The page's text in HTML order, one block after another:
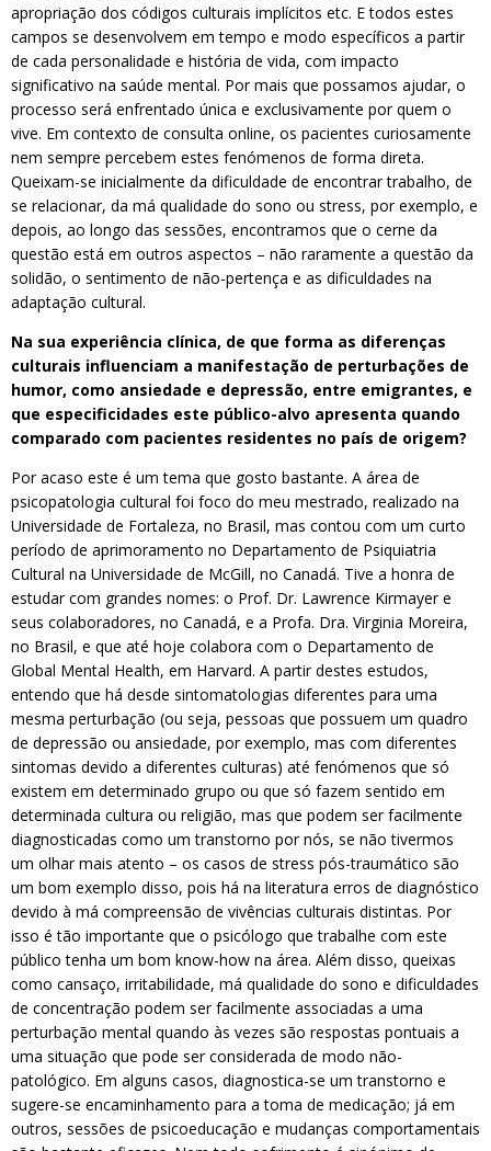
apropriação dos códigos culturais implícitos etc. E todos estes
campos se desenvolvem em tempo e modo específicos a partir
de cada personalidade e história de vida, com impacto
significativo na saúde mental. Por mais que possamos ajudar, o
processo será enfrentado única e exclusivamente por quem o
vive. Em contexto de consulta online, os pacientes curiosamente
nem sempre percebem estes fenómenos de forma direta.
Queixam-se inicialmente da dificuldade de encontrar trabalho, de
se relacionar, da má qualidade do sono ou stress, por exemplo, e
depois, ao longo das sessões, encontramos que o cerne da
questão está em outros aspectos – não raramente a questão da
solidão, o sentimento de não-pertença e as dificuldades na
adaptação cultural.
Na sua experiência clínica, de que forma as diferenças
culturais influenciam a manifestação de perturbações de
humor, como ansiedade e depressão, entre emigrantes, e
que especificidades este público-alvo apresenta quando
comparado com pacientes residentes no país de origem?
Por acaso este é um tema que gosto bastante. A área de
psicopatologia cultural foi foco do meu mestrado, realizado na
Universidade de Fortaleza, no Brasil, mas contou com um curto
período de aprimoramento no Departamento de Psiquiatria
Cultural na Universidade de McGill, no Canadá. Tive a honra de
estudar com grandes nomes: o Prof. Dr. Lawrence Kirmayer e
seus colaboradores, no Canadá, e a Profa. Dra. Virginia Moreira,
no Brasil, e que até hoje colabora com o Departamento de
Global Mental Health, em Harvard. A partir destes estudos,
entendo que há desde sintomatologias diferentes para uma
mesma perturbação (ou seja, pessoas que possuem um quadro
de depressão ou ansiedade, por exemplo, mas com diferentes
sintomas devido a diferentes culturas) até fenómenos que só
existem em determinado grupo ou que só fazem sentido em
determinada cultura ou religião, mas que podem ser facilmente
diagnosticadas como um transtorno por nós, se não tivermos
um olhar mais atento – os casos de stress pós-traumático são
um bom exemplo disso, pois há na literatura erros de diagnóstico
devido à má compreensão de vivências culturais distintas. Por
isso é tão importante que o psicólogo que trabalhe com este
público tenha um bom know-how na área. Além disso, queixas
como cansaço, irritabilidade, má qualidade do sono e dificuldades
de concentração podem ser facilmente associadas a uma
perturbação mental quando às vezes são respostas pontuais a
uma situação que pode ser considerada de modo não-
patológico. Em alguns casos, diagnostica-se um transtorno e
sugere-se encaminhamento para a toma de medicação; já em
outros, sessões de psicoeducação e mudanças comportamentais